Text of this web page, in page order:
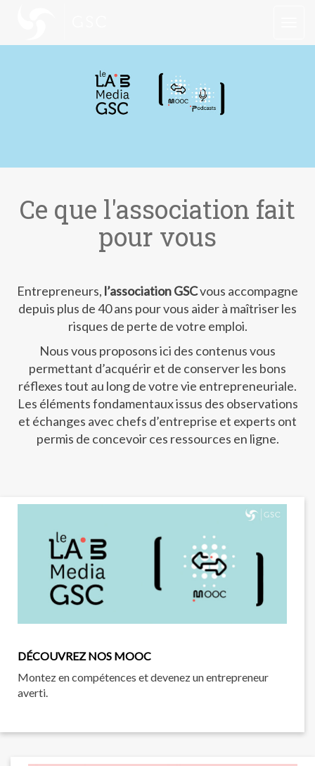
Ce que l'association fait
pour vous
Entrepreneurs, l’association GSCvous accompagne
depuis plus de 40 ans pour vous aider à maîtriser les
risques de perte de votre emploi.
Nous vous proposons ici des contenus vous
permettant d’acquérir et de conserver les bons
réflexes tout au long de votre vie entrepreneuriale.
Les éléments fondamentaux issus des observations
et échanges avec chefs d’entreprise et experts ont
permis de concevoir ces ressources en ligne.
DÉCOUVREZ NOS MOOC
Montez en compétences et devenez un entrepreneur
averti.